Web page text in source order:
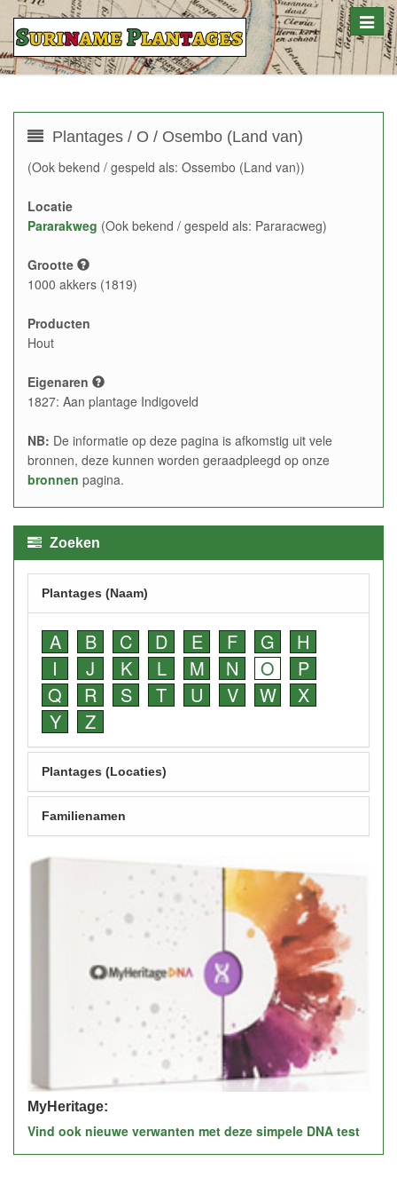
Toggle
Plantages / O / Osembo (Land van)
(Ook bekend / gespeld als: Ossembo (Land van))
Locatie
Pararakweg (Ook bekend / gespeld als: Pararacweg)
Grootte
1000 akkers (1819)
Producten
Hout
Eigenaren
1827: Aan plantage Indigoveld
NB: De informatie op deze pagina is afkomstig uit vele
bronnen, deze kunnen worden geraadpleegd op onze
bronnen pagina.
Zoeken
Plantages (Naam)
A B C D E F G
H
I
J K L M N O
P
Q
R S T U V W
X
Y
Z
Plantages (Locaties)
Familienamen
MyHeritage:
Vind ook nieuwe verwanten met deze simpele DNA test